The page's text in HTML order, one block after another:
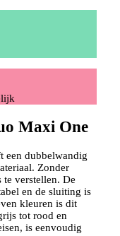
Maxi One
een dubbelwandig
Zonder
te verstellen. De
en de sluiting is
kleuren is dit
tot rood en
is eenvoudig